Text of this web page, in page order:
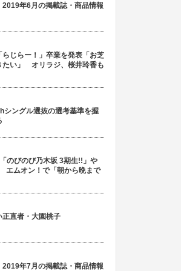
2019年6月の掲載誌・商品情報
らじらー！」卒業を発表「お芝
たい」 オリラジ、桜井玲香も
シングル選抜の選考基準を握
のびのび乃木坂 3期生!!」や
エムオン！で「朝から晩まで
正直者・大園桃子
2019年7月の掲載誌・商品情報